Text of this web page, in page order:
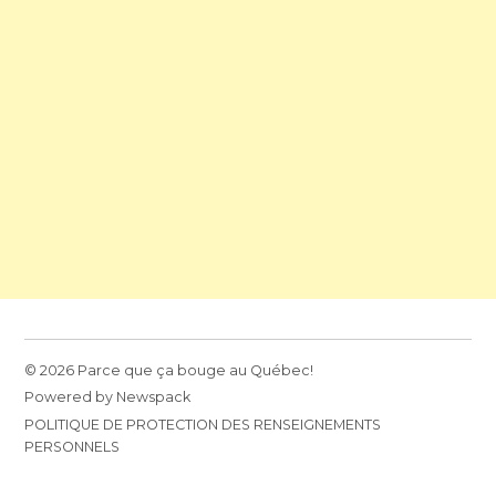
© 2026 Parce que ça bouge au Québec!
Powered by Newspack
POLITIQUE DE PROTECTION DES RENSEIGNEMENTS
PERSONNELS